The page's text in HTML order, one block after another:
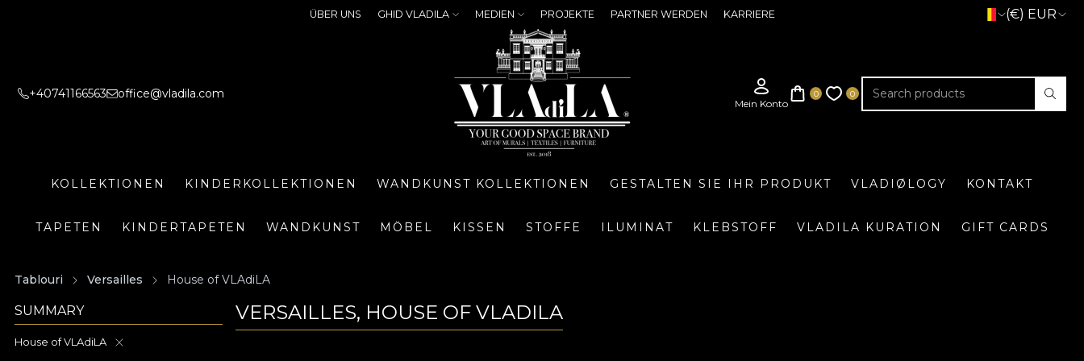
ÜBER UNS GHID VLADILA MEDIEN PROJEKTE PARTNER WERDEN KARRIERE (€) EUR
+40741166563 office@vladila.com
KOLLEKTIONEN KINDERKOLLEKTIONEN WANDKUNST KOLLEKTIONEN GESTALTEN SIE IHR PRODUKT VLADIØLOGY KONTAKT
TAPETEN KINDERTAPETEN WANDKUNST MÖBEL KISSEN STOFFE ILUMINAT KLEBSTOFF VLADILA KURATION GIFT CARDS
Tablouri Versailles House of VLAdiLA
SUMMARY
House of VLAdiLA
VERSAILLES, HOUSE OF VLADILA